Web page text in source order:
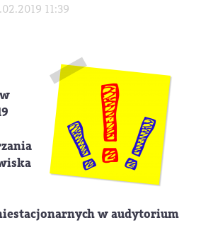
11:39
w audytorium